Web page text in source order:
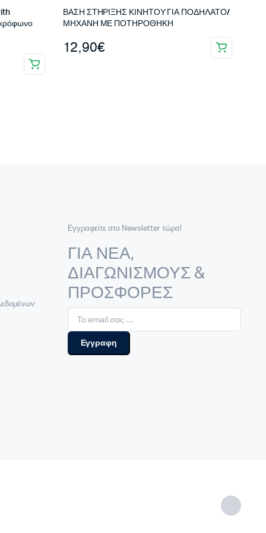
ΒΑΣΗ ΣΤΗΡΙΞΗΣ ΚΙΝΗΤΟΥ ΓΙΑ ΠΟΔΗΛΑΤΟ/
ΜΗΧΑΝΗ ΜΕ ΠΟΤΗΡΟΘΗΚΗ
12,90€
Εγγραφείτε στο Newsletter τώρα!
ΓΙΑ ΝΕΑ,
ΔΙΑΓΩΝΙΣΜΟΥΣ &
ΠΡΟΣΦΟΡΕΣ